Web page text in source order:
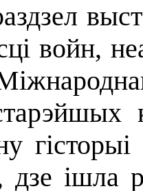
войн,
дзе ішла